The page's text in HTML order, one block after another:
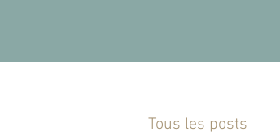
Tous les posts